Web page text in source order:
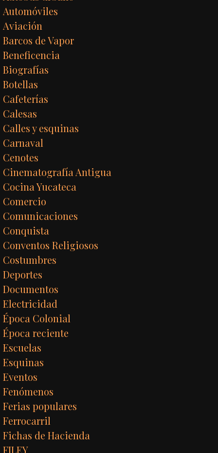
Automóviles
Aviación
Barcos de Vapor
Beneficencia
Biografías
Botellas
Cafeterías
Calesas
Calles y esquinas
Carnaval
Cenotes
Cinematografía Antigua
Cocina Yucateca
Comercio
Comunicaciones
Conquista
Conventos Religiosos
Costumbres
Deportes
Documentos
Electricidad
Época Colonial
Época reciente
Escuelas
Esquinas
Eventos
Fenómenos
Ferias populares
Ferrocarril
Fichas de Hacienda
FILEY